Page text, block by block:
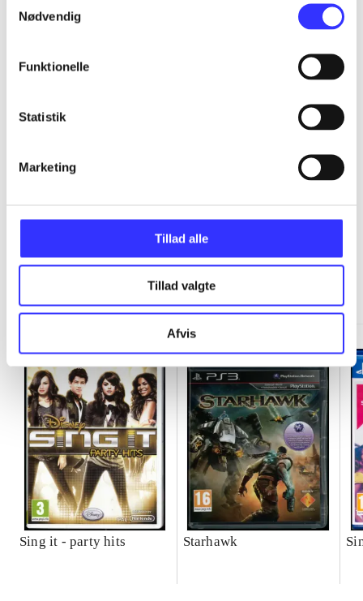
Nødvendig
Funktionelle
Statistik
Marketing
Tillad alle
Tillad valgte
Afvis
...
Sing it - party hits Starhawk